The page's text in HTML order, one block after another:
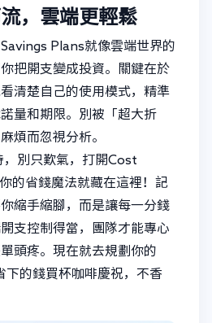
，雲端更輕鬆
Plans就像雲端世界的
你把開支變成投資。關鍵在於
清楚自己的使用模式，精準
量和期限。別被「超大折
煩而忽視分析。
，別只歎氣，打開Cost
的省錢魔法就藏在這裡！記
縮手縮腳，而是讓每一分錢
支控制得當，團隊才能專心
頭疼。現在就去規劃你的
下的錢買杯咖啡慶祝，不香